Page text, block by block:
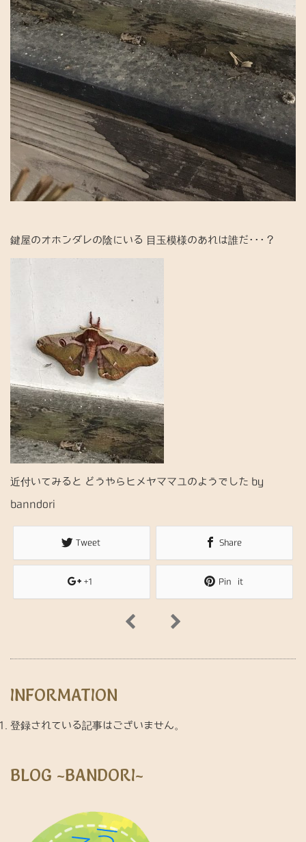
鍵屋のオホンダレの陰にいる 目玉模様のあれは誰だ･･･？
近付いてみると どうやらヒメヤママユのようでした by
banndori
Tweet Share
+1 Pin it
INFORMATION
登録されている記事はございません。
BLOG ~BANDORI~